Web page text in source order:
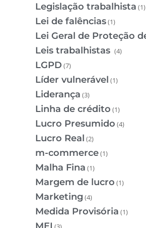
Legislação trabalhista (1)
Lei de falências(1)
Lei Geral de Proteção
Leis trabalhistas (4)
LGPD (7)
Líder vulnerável (1)
Liderança (3)
Linha de crédito (1)
Lucro Presumido (4)
Lucro Real (2)
m-commerce(1)
Malha Fina (1)
Margem de lucro (1)
Marketing (4)
Medida Provisória (1)